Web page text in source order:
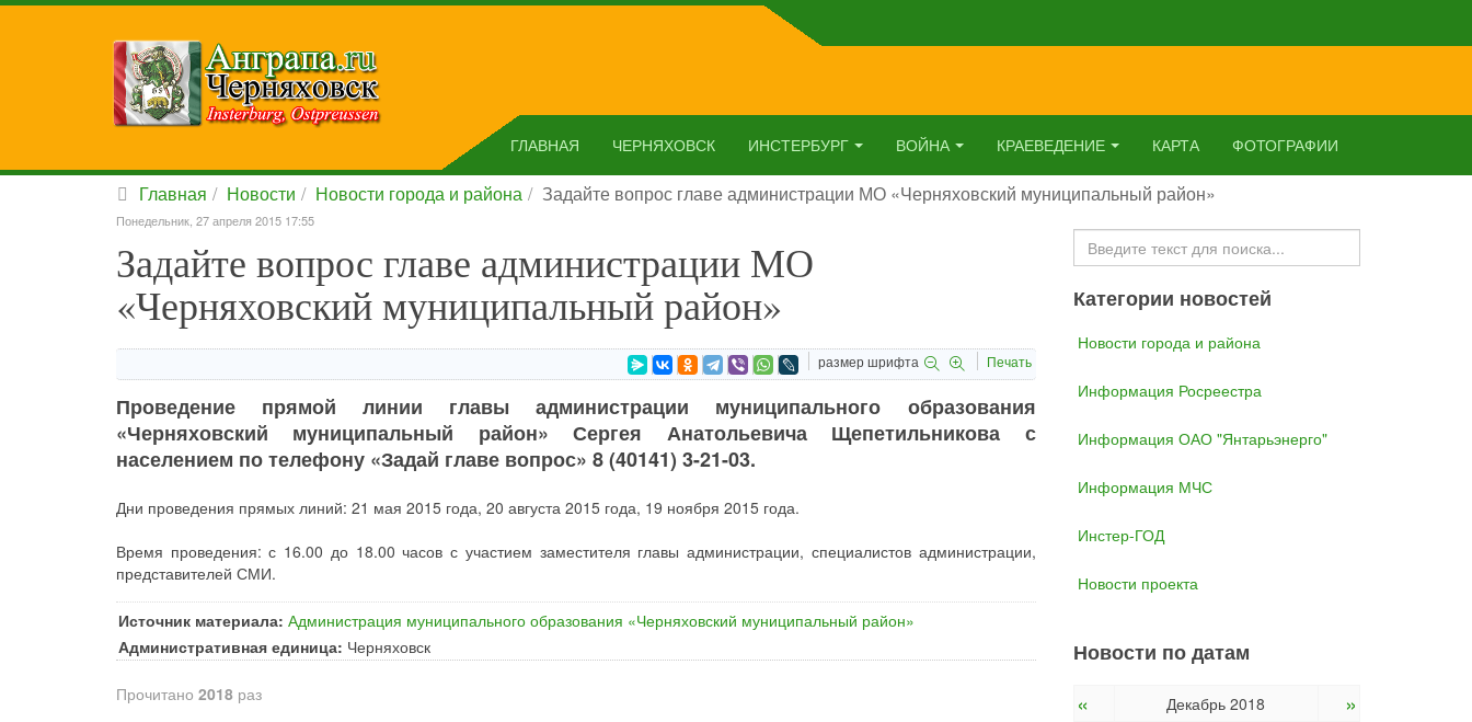
ГЛАВНАЯ ЧЕРНЯХОВСК ИНСТЕРБУРГ ВОЙНА КРАЕВЕДЕНИЕ КАРТА ФОТОГРАФИИ
Главная Новости Новости города и района Задайте вопрос главе администрации МО «Черняховский муниципальный район»
Понедельник, 27 апреля 2015 17:55
Задайте вопрос главе администрации МО
«Черняховский муниципальный район»
размер шрифта Печать
Проведение прямой линии главы администрации муниципального образования
«Черняховский муниципальный район» Сергея Анатольевича Щепетильникова с
населением по телефону «Задай главе вопрос» 8 (40141) 3-21-03.
Дни проведения прямых линий: 21 мая 2015 года, 20 августа 2015 года, 19 ноября 2015 года.
Время проведения: с 16.00 до 18.00 часов с участием заместителя главы администрации, специалистов администрации,
представителей СМИ.
Источник материала: Администрация муниципального образования «Черняховский муниципальный район»
Административная единица: Черняховск
Прочитано 2018 раз
Искать...
Категории новостей
Новости города и района
Информация Росреестра
Информация ОАО "Янтарьэнерго"
Информация МЧС
Инстер-ГОД
Новости проекта
Новости по датам
« Декабрь 2018 »